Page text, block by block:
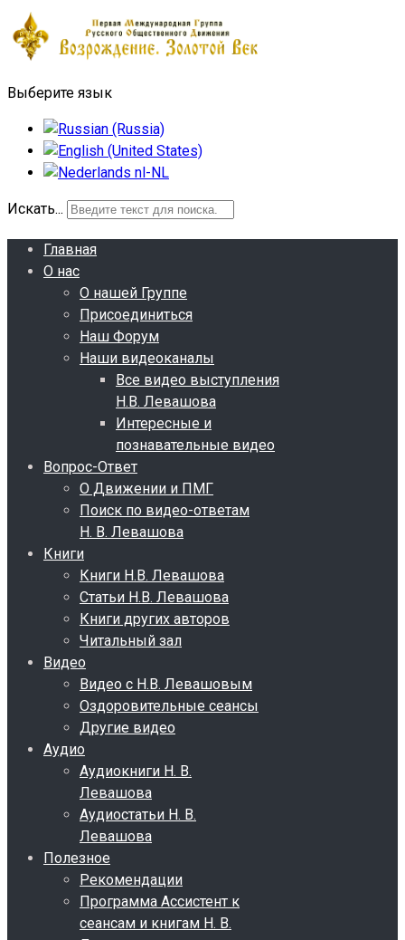
Выберите язык
Искать...
Главная
О нас
О нашей Группе
Присоединиться
Наш Форум
Наши видеоканалы
Все видео выступления
Н.В. Левашова
Интересные и
познавательные видео
Вопрос-Ответ
О Движении и ПМГ
Поиск по видео-ответам
Н. В. Левашова
Книги
Книги Н.В. Левашова
Статьи Н.В. Левашова
Книги других авторов
Читальный зал
Видео
Видео с Н.В. Левашовым
Оздоровительные сеансы
Другие видео
Аудио
Аудиокниги Н. В.
Левашова
Аудиостатьи Н. В.
Левашова
Полезное
Рекомендации
Программа Ассистент к
сеансам и книгам Н. В.